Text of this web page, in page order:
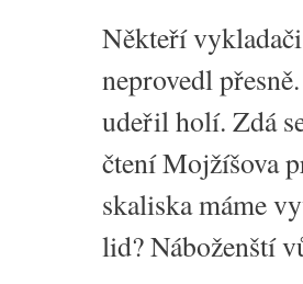
Někteří
neprovedl
udeřil holí. Zdá
čtení Mojžíšova
skaliska máme
lid? Náboženští